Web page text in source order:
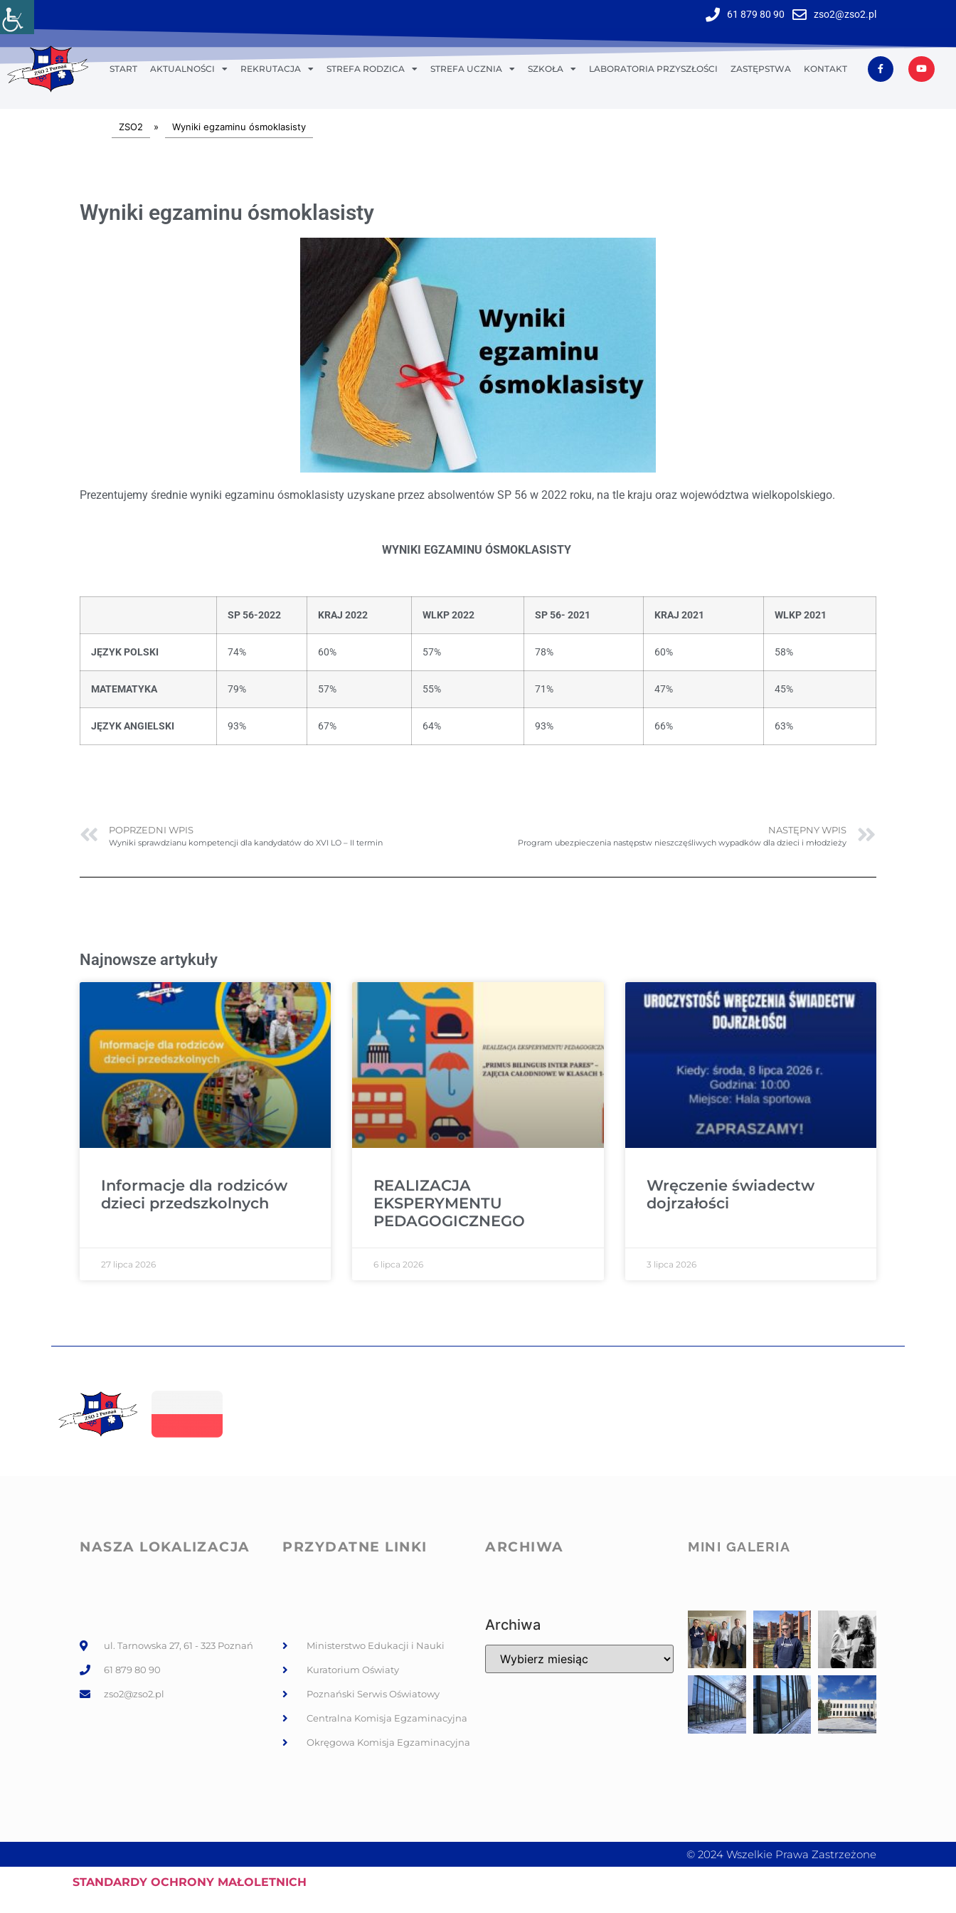
61 879 80 90 zso2@zso2.pl
START AKTUALNOŚCI REKRUTACJA STREFA RODZICA STREFA UCZNIA SZKOŁA LABORATORIA PRZYSZŁOŚCI ZASTĘPSTWA KONTAKT
ZSO2 » Wyniki egzaminu ósmoklasisty
Wyniki egzaminu ósmoklasisty
Prezentujemy średnie wyniki egzaminu ósmoklasisty uzyskane przez absolwentów SP 56 w 2022 roku, na tle kraju oraz województwa wielkopolskiego.
WYNIKI EGZAMINU ÓSMOKLASISTY
SP 56-2022 KRAJ 2022 WLKP 2022 SP 56- 2021 KRAJ 2021 WLKP 2021
JĘZYK POLSKI 74% 60% 57% 78% 60% 58%
MATEMATYKA 79% 57% 55% 71% 47% 45%
JĘZYK ANGIELSKI 93% 67% 64% 93% 66% 63%
POPRZEDNI WPIS
Wyniki sprawdzianu kompetencji dla kandydatów do XVI LO – II termin
NASTĘPNY WPIS
Program ubezpieczenia następstw nieszczęśliwych wypadków dla dzieci i młodzieży
Najnowsze artykuły
Informacje dla rodziców
dzieci przedszkolnych
27 lipca 2026
REALIZACJA
EKSPERYMENTU
PEDAGOGICZNEGO
6 lipca 2026
Wręczenie świadectw
dojrzałości
3 lipca 2026
NASZA LOKALIZACJA
ul. Tarnowska 27, 61 - 323 Poznań
61 879 80 90
zso2@zso2.pl
PRZYDATNE LINKI
Ministerstwo Edukacji i Nauki
Kuratorium Oświaty
Poznański Serwis Oświatowy
Centralna Komisja Egzaminacyjna
Okręgowa Komisja Egzaminacyjna
ARCHIWA
Archiwa
MINI GALERIA
© 2024 Wszelkie Prawa Zastrzeżone
STANDARDY OCHRONY MAŁOLETNICH